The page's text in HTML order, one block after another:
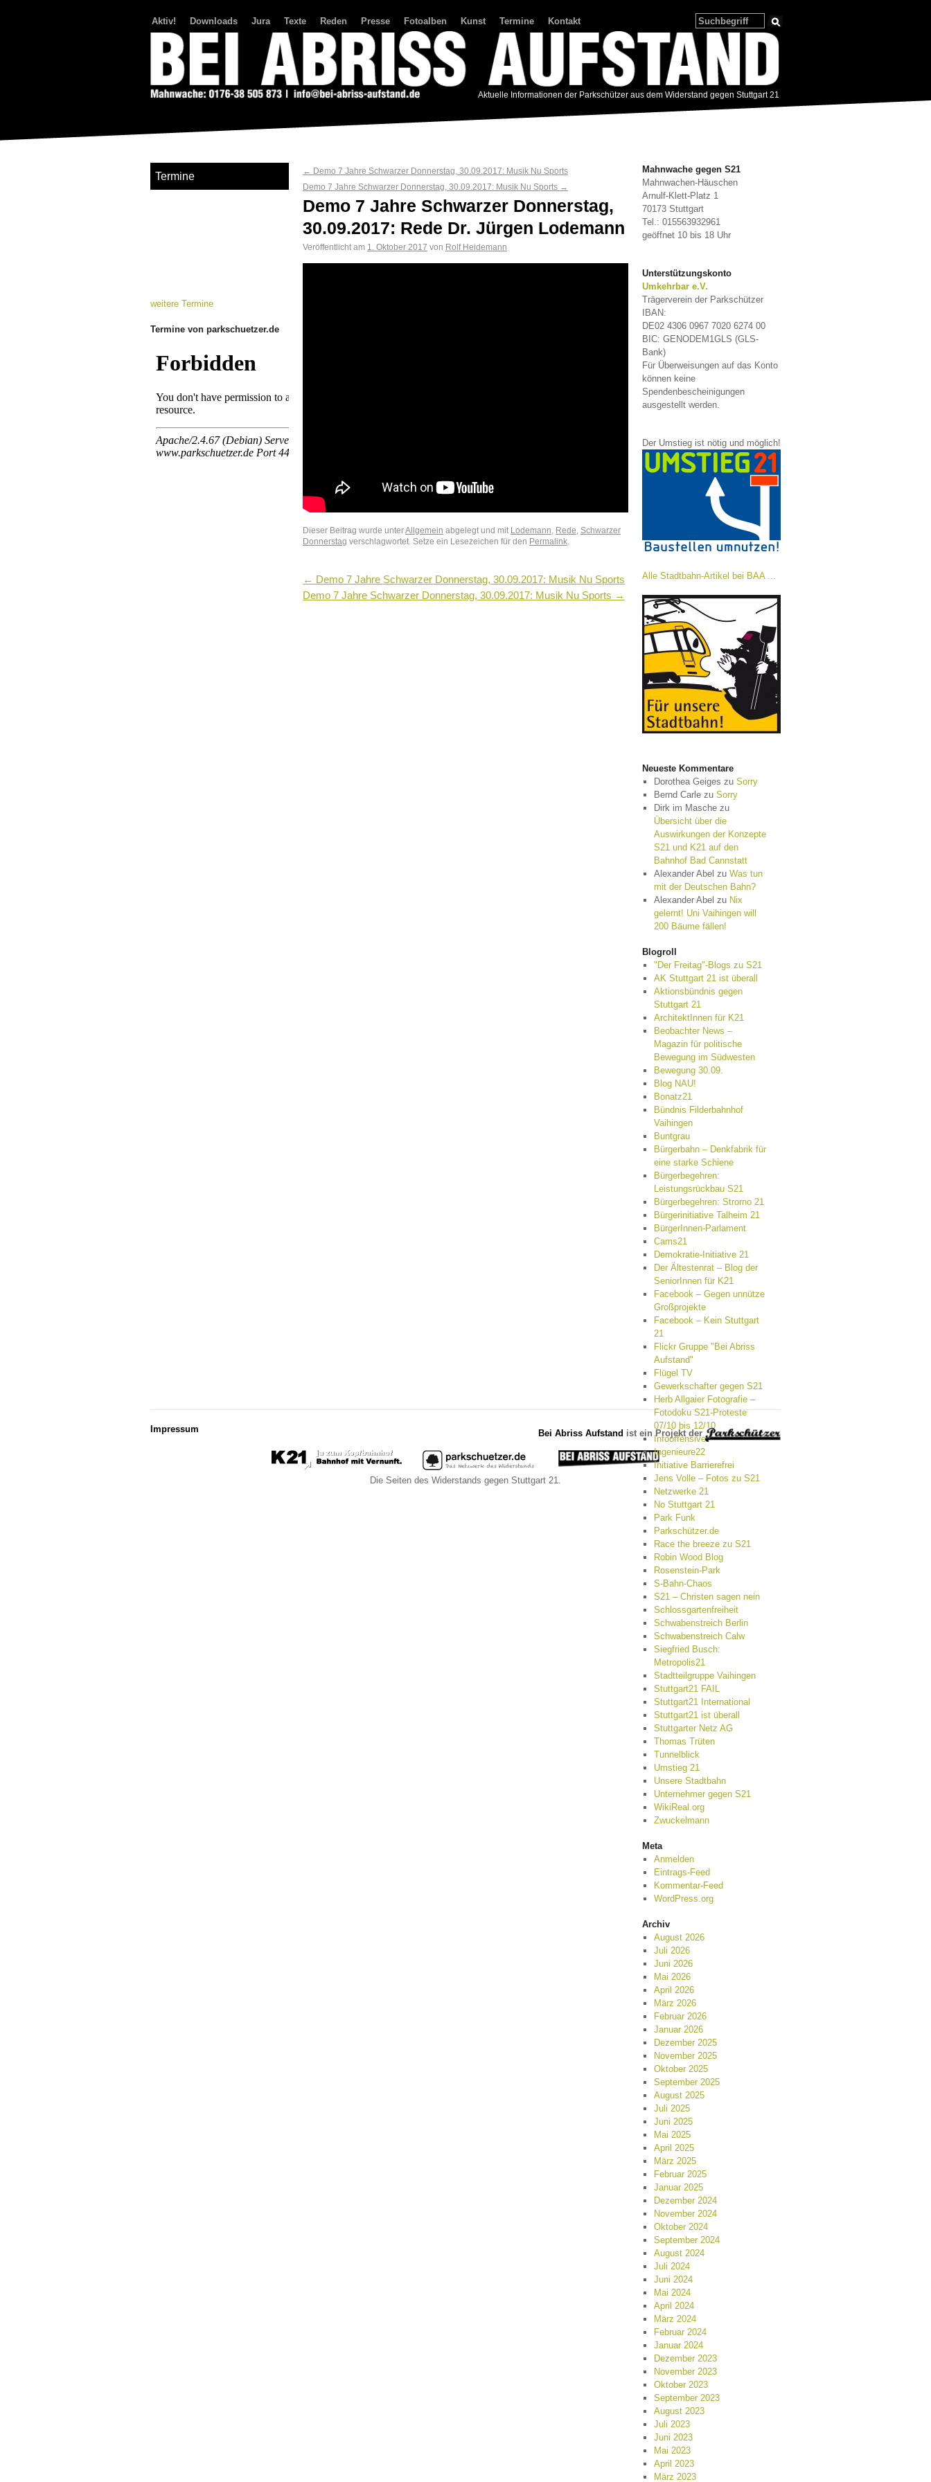
Aktiv! Downloads Jura Texte Reden Presse Fotoalben Kunst Termine Kontakt
Aktuelle Informationen der Parkschützer aus dem Widerstand gegen Stuttgart 21
← Demo 7 Jahre Schwarzer Donnerstag, 30.09.2017: Musik Nu Sports
Demo 7 Jahre Schwarzer Donnerstag, 30.09.2017: Musik Nu Sports →
Demo 7 Jahre Schwarzer Donnerstag,
30.09.2017: Rede Dr. Jürgen Lodemann
Veröffentlicht am 1. Oktober 2017 von Rolf Heidemann
Dieser Beitrag wurde unterAllgemein abgelegt und mit Lodemann Rede
Schwarzer
Donnerstag verschlagwortet. Setze ein Lesezeichen für den Permalink
← Demo 7 Jahre Schwarzer Donnerstag, 30.09.2017: Musik Nu Sports
Demo 7 Jahre Schwarzer Donnerstag, 30.09.2017: Musik Nu Sports →
Termine
weitere Termine
Termine von parkschuetzer.de
Mahnwache gegen S21
Mahnwachen-Häuschen
Arnulf-Klett-Platz 1
70173 Stuttgart
Tel.: 015563932961
geöffnet 10 bis 18 Uhr
Unterstützungskonto
Umkehrbar e.V.
Trägerverein der Parkschützer
IBAN:
DE02 4306 0967 7020 6274 00
BIC: GENODEM1GLS (GLS-
Bank)
Für Überweisungen auf das Konto
können keine
Spendenbescheinigungen
ausgestellt werden.
Der Umstieg ist nötig und möglich!
Alle Stadtbahn-Artikel bei BAA ...
Neueste Kommentare
Dorothea Geiges zu Sorry
Bernd Carlezu Sorry
Dirk im Maschezu
Übersicht über die
Auswirkungen der Konzepte
S21 und K21 auf den
Bahnhof Bad Cannstatt
Alexander Abel zu Was tun
mit der Deutschen Bahn?
Alexander Abel zu Nix
gelernt! Uni Vaihingen will
200 Bäume fällen!
Blogroll
"Der Freitag"-Blogs zu S21
AK Stuttgart 21 ist überall
Aktionsbündnis gegen
Stuttgart 21
ArchitektInnen für K21
Beobachter News –
Magazin für politische
Bewegung im Südwesten
Bewegung 30.09.
Blog NAU!
Bonatz21
Bündnis Filderbahnhof
Vaihingen
Buntgrau
Bürgerbahn – Denkfabrik für
eine starke Schiene
Bürgerbegehren:
Leistungsrückbau S21
Bürgerbegehren: Strorno 21
Bürgerinitiative Talheim 21
BürgerInnen-Parlament
Cams21
Demokratie-Initiative 21
Der Ältestenrat – Blog der
SeniorInnen für K21
Facebook – Gegen unnütze
Großprojekte
Facebook – Kein Stuttgart
21
Flickr Gruppe "Bei Abriss
Aufstand"
Flügel TV
Gewerkschafter gegen S21
Herb Allgaier Fotografie –
Fotodoku S21-Proteste
07/10 bis 12/10
Infooffensive
Ingenieure22
Initiative Barrierefrei
Jens Volle – Fotos zu S21
Netzwerke 21
No Stuttgart 21
Park Funk
Parkschützer.de
Race the breeze zu S21
Robin Wood Blog
Rosenstein-Park
S-Bahn-Chaos
S21 – Christen sagen nein
Schlossgartenfreiheit
Schwabenstreich Berlin
Schwabenstreich Calw
Siegfried Busch:
Metropolis21
Stadtteilgruppe Vaihingen
Stuttgart21 FAIL
Stuttgart21 International
Stuttgart21 ist überall
Stuttgarter Netz AG
Thomas Trüten
Tunnelblick
Umstieg 21
Unsere Stadtbahn
Unternehmer gegen S21
WikiReal.org
Zwuckelmann
Meta
Anmelden
Eintrags-Feed
Kommentar-Feed
WordPress.org
Archiv
August 2026
Juli 2026
Juni 2026
Mai 2026
April 2026
März 2026
Februar 2026
Januar 2026
Dezember 2025
November 2025
Oktober 2025
September 2025
August 2025
Juli 2025
Juni 2025
Mai 2025
April 2025
März 2025
Februar 2025
Januar 2025
Dezember 2024
November 2024
Oktober 2024
September 2024
August 2024
Juli 2024
Juni 2024
Mai 2024
April 2024
März 2024
Februar 2024
Januar 2024
Dezember 2023
November 2023
Oktober 2023
September 2023
August 2023
Juli 2023
Juni 2023
Mai 2023
April 2023
März 2023
Bei Abriss Aufstand ist ein Projekt der
Impressum
Die Seiten des Widerstands gegen Stuttgart 21.